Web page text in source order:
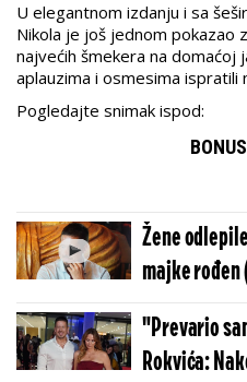
U elegantnom izdanju i sa
Nikola je još jednom pokazao
najvećih šmekera na domaćoj
aplauzima i osmesima ispratili
Pogledajte snimak ispod:
Žene
majke rođen
"Prevario
Rokvića: